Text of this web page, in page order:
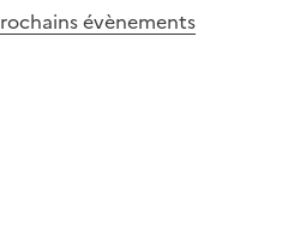
évènements